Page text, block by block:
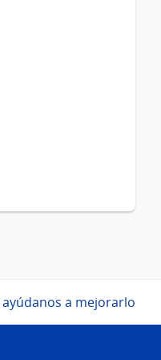
ayúdanos a mejorarlo